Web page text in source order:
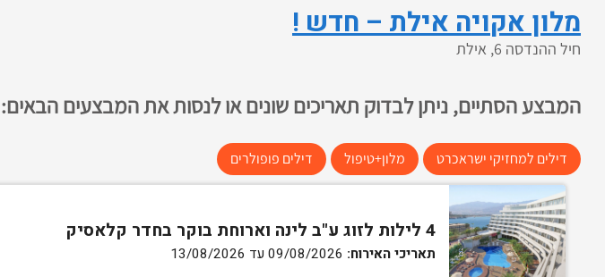
מלון אקויה אילת – חדש !
חיל ההנדסה 6, אילת
המבצע הסתיים, ניתן לבדוק תאריכים שונים או לנסות את המבצעים הבאים:
דילים למחזיקי ישראכרט מלון+טיפול דילים פופולרים
4 לילות לזוג ע"ב לינה וארוחת בוקר בחדר קלאסיק
תאריכי האירוח: